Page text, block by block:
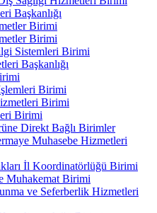
Başkanlığı
Birimi
Birimi
Sistemleri Birimi
Başkanlığı
Birimi
Birimi
Birimi
Direkt Bağlı Birimler
Muhasebe Hizmetleri
İl Koordinatörlüğü Birimi
Muhakemat Birimi
ve Seferberlik Hizmetleri